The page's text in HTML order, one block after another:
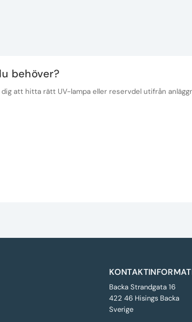
behöver?
att hitta rätt UV-lampa eller reservdel utifrån
Backa Strandgata 16
422 46 Hisings Backa
Sverige